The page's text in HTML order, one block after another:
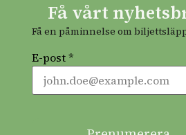
Få vårt
Få en påminnelse om
E-post *